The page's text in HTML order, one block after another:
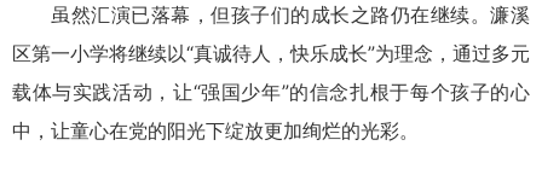
虽然汇演已落幕，但孩子们的成长之路仍在继续。濂溪
区第一小学将继续以“真诚待人，快乐成长”为理念，通过多元
载体与实践活动，让“强国少年”的信念扎根于每个孩子的心
中，让童心在党的阳光下绽放更加绚烂的光彩。